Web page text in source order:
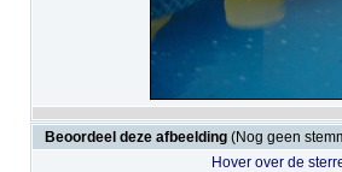
Beoordeel deze afbeelding (Nog geen
Hover over de